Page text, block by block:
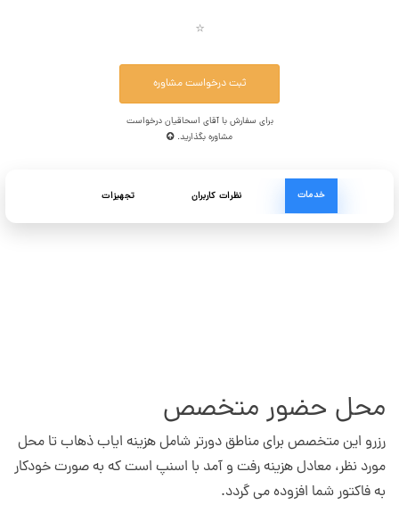
⭐
ثبت درخواست مشاوره
برای سفارش با آقای اسحاقیان درخواست
مشاوره بگذارید.
خدمات نظرات کاربران تجهیزات
محل حضور متخصص
رزرو این متخصص برای مناطق دورتر شامل هزینه ایاب ذهاب تا محل
مورد نظر، معادل هزینه رفت و آمد با اسنپ است که به صورت خودکار
به فاکتور شما افزوده می گردد.